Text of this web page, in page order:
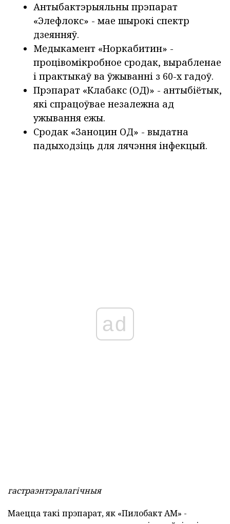
Антыбактэрыяльны прэпарат
«Элефлокс» - мае шырокі спектр
дзеянняў.
Медыкамент «Норкабитин» -
процівомікробное сродак, вырабленае
і практыкаў ва ўжыванні з 60-х гадоў.
Прэпарат «Клабакс (ОД)» - антыбіётык,
які спрацоўвае незалежна ад
ужывання ежы.
Сродак «Заноцин ОД» - выдатна
падыходзіць для лячэння інфекцый.
ad
гастраэнтэралагічныя
Маецца такі прэпарат, як «Пилобакт АМ» -